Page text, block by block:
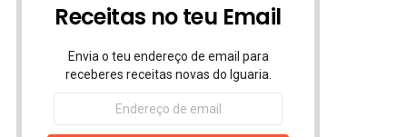
Receitas no teu Email
Envia o teu endereço de email para
receberes receitas novas do Iguaria.
Endereço
email